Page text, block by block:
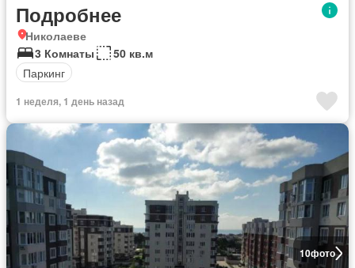
Подробнее
Николаеве
3 Комнаты
50 кв.м
Паркинг
1 неделя, 1 день назад
10фото